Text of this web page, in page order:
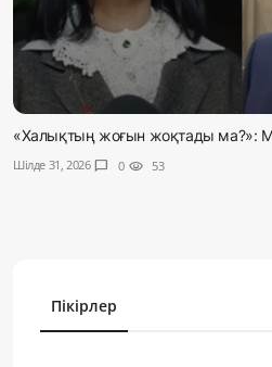
«Халықтың жоғын жоқтады ма?»:
Шілде 31, 2026 chat_bubble 0 visibility 53
Пікірлер